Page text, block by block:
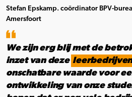
Stefan Epskamp. coördinator BPV-
Amersfoort
We zijn erg blij met de
inzet van deze leerbedrijven
onschatbare waarde voor
ontwikkeling van onze